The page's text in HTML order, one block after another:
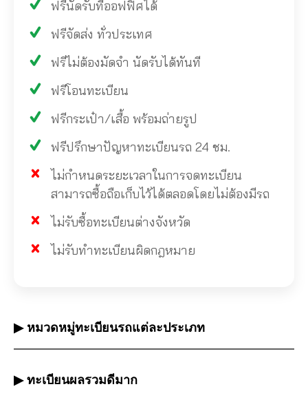
ฟรีนัดรับที่ออฟฟิศได้
ฟรีจัดส่ง ทั่วประเทศ
ฟรีไม่ต้องมัดจำ นัดรับได้ทันที
ฟรีโอนทะเบียน
ฟรีกระเป๋า/เสื้อ พร้อมถ่ายรูป
ฟรีปรึกษาปัญหาทะเบียนรถ 24 ชม.
ไม่กำหนดระยะเวลาในการจดทะเบียน
สามารถซื้อถือเก็บไว้ได้ตลอดโดยไม่ต้องมีรถ
ไม่รับซื้อทะเบียนต่างจังหวัด
ไม่รับทำทะเบียนผิดกฎหมาย
▶ หมวดหมู่ทะเบียนรถแต่ละประเภท
▶ ทะเบียนผลรวมดีมาก